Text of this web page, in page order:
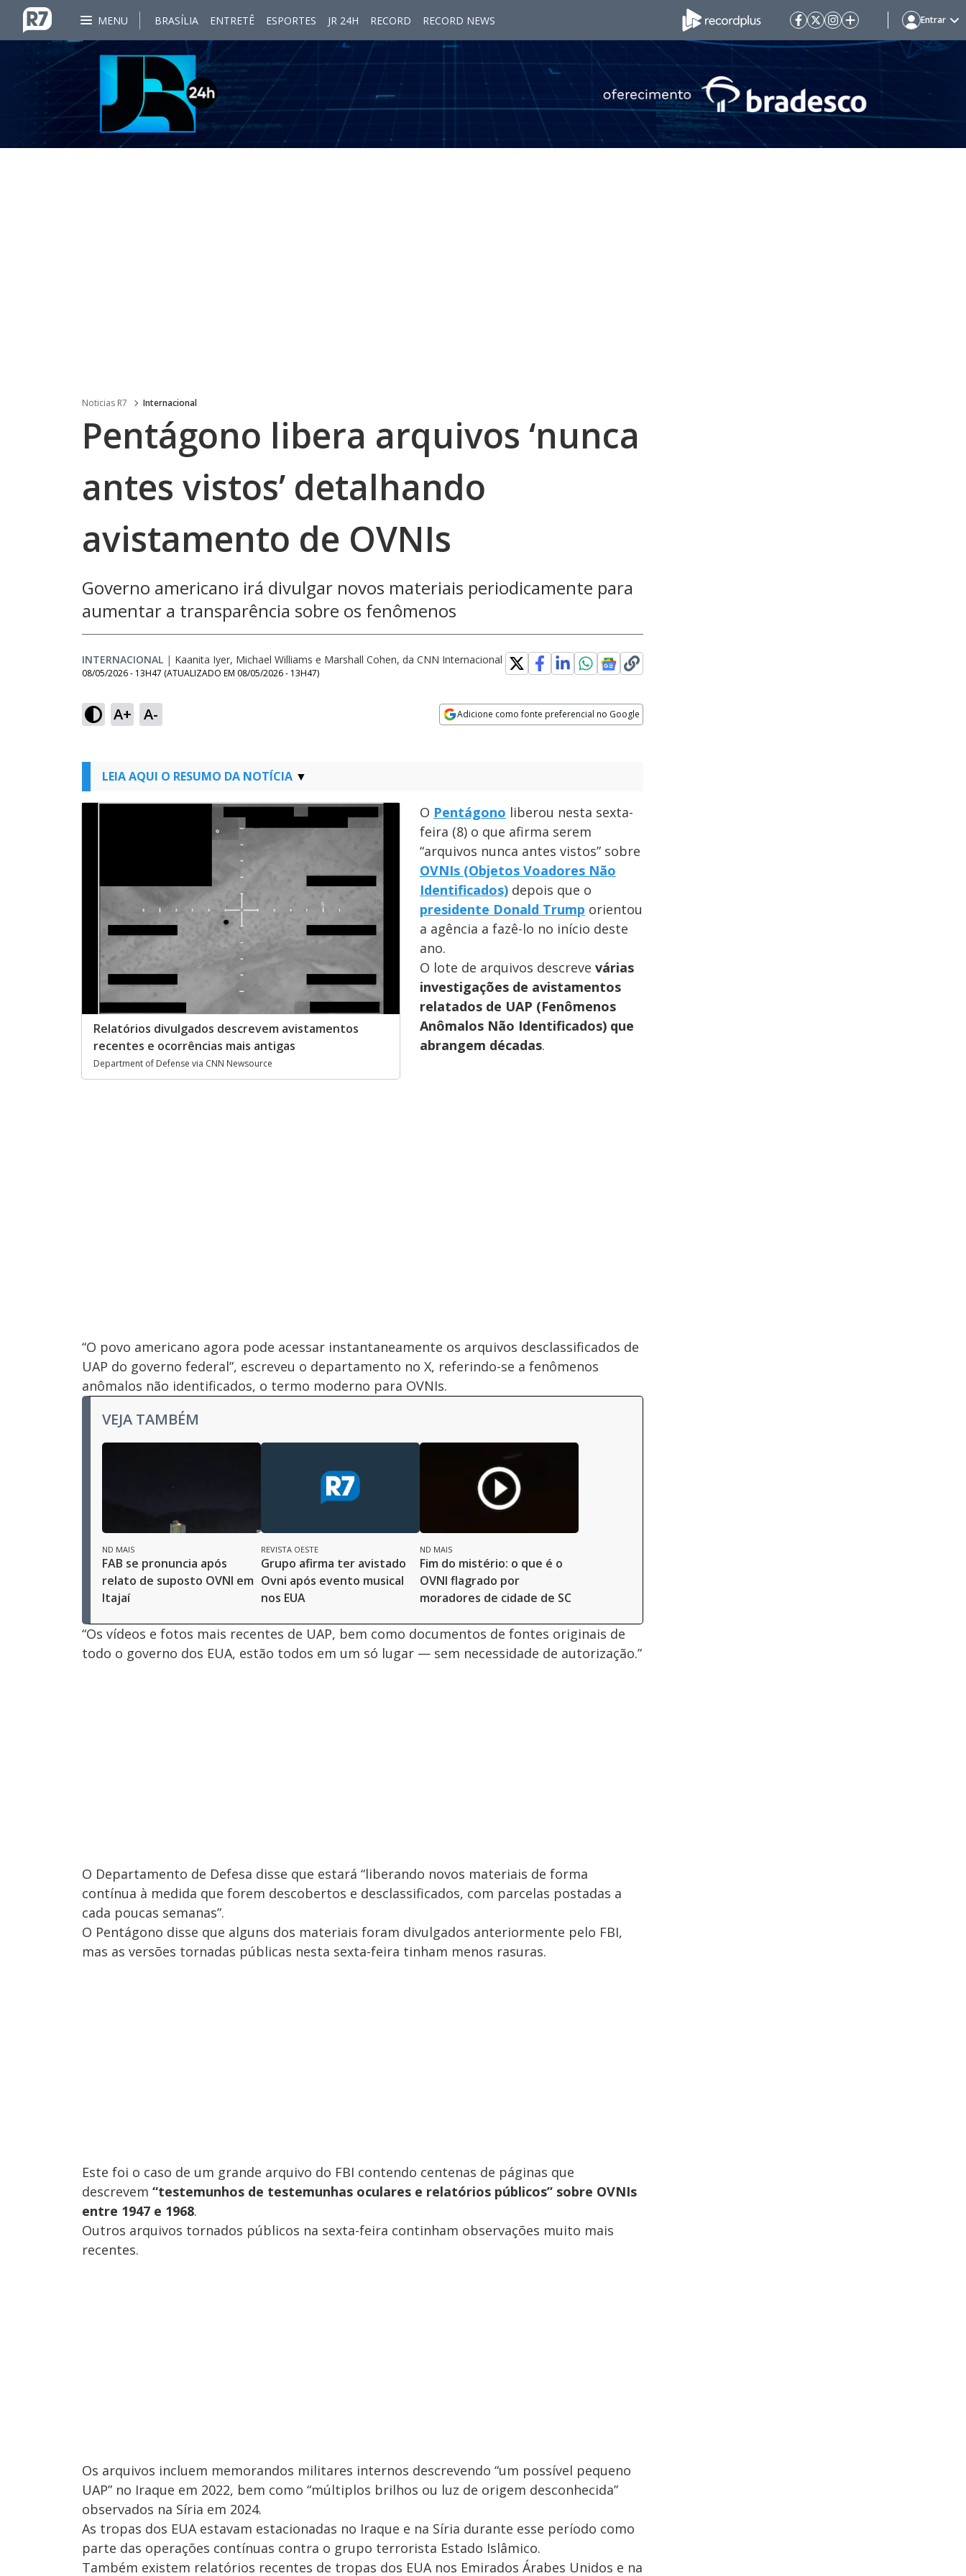
MENU BRASÍLIA ENTRETÊ ESPORTES JR 24H RECORD RECORD NEWS Entrar
Noticias R7 Internacional
Pentágono libera arquivos ‘nunca
antes vistos’ detalhando
avistamento de OVNIs
Governo americano irá divulgar novos materiais periodicamente para
aumentar a transparência sobre os fenômenos
INTERNACIONAL | Kaanita Iyer, Michael Williams e Marshall Cohen, da CNN Internacional
08/05/2026 - 13H47 (ATUALIZADO EM 08/05/2026 - 13H47)
A+ A- Adicione como fonte preferencial no Google
LEIA AQUI O RESUMO DA NOTÍCIA
Relatórios divulgados descrevem avistamentos
recentes e ocorrências mais antigas
Department of Defense via CNN Newsource
O Pentágono liberou nesta sexta-
feira (8) o que afirma serem
“arquivos nunca antes vistos” sobre
OVNIs (Objetos Voadores Não
Identificados) depois que o
presidente Donald Trump orientou
a agência a fazê-lo no início deste
ano.
O lote de arquivos descreve várias
investigações de avistamentos
relatados de UAP (Fenômenos
Anômalos Não Identificados) que
abrangem décadas.
“O povo americano agora pode acessar instantaneamente os arquivos desclassificados de
UAP do governo federal”, escreveu o departamento no X, referindo-se a fenômenos
anômalos não identificados, o termo moderno para OVNIs.
VEJA TAMBÉM
ND MAIS
FAB se pronuncia após
relato de suposto OVNI em
Itajaí
REVISTA OESTE
Grupo afirma ter avistado
Ovni após evento musical
nos EUA
ND MAIS
Fim do mistério: o que é o
OVNI flagrado por
moradores de cidade de SC
“Os vídeos e fotos mais recentes de UAP, bem como documentos de fontes originais de
todo o governo dos EUA, estão todos em um só lugar — sem necessidade de autorização.”
O Departamento de Defesa disse que estará “liberando novos materiais de forma
contínua à medida que forem descobertos e desclassificados, com parcelas postadas a
cada poucas semanas”.
O Pentágono disse que alguns dos materiais foram divulgados anteriormente pelo FBI,
mas as versões tornadas públicas nesta sexta-feira tinham menos rasuras.
Este foi o caso de um grande arquivo do FBI contendo centenas de páginas que
descrevem “testemunhos de testemunhas oculares e relatórios públicos” sobre OVNIs
entre 1947 e 1968.
Outros arquivos tornados públicos na sexta-feira continham observações muito mais
recentes.
Os arquivos incluem memorandos militares internos descrevendo “um possível pequeno
UAP” no Iraque em 2022, bem como “múltiplos brilhos ou luz de origem desconhecida”
observados na Síria em 2024.
As tropas dos EUA estavam estacionadas no Iraque e na Síria durante esse período como
parte das operações contínuas contra o grupo terrorista Estado Islâmico.
Também existem relatórios recentes de tropas dos EUA nos Emirados Árabes Unidos e na